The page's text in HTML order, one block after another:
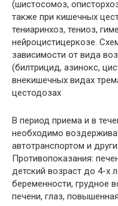
(шистосомоз,
также при кишечных
тениаринхоз, тениоз,
нейроцистицеркозе.
зависимости от вида
(билтрицид, азинокс,
внекишечных видах
цестодозах
В период приема и в
необходимо
автотранспортом и
Противопоказания:
детский возраст до 4-х
беременности, грудное
печени, глаз,